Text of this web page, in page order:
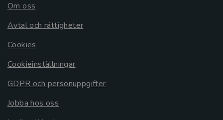
Om oss
Avtal och rättigheter
Cookies
Cookieinställningar
GDPR och personuppgifter
Jobba hos oss